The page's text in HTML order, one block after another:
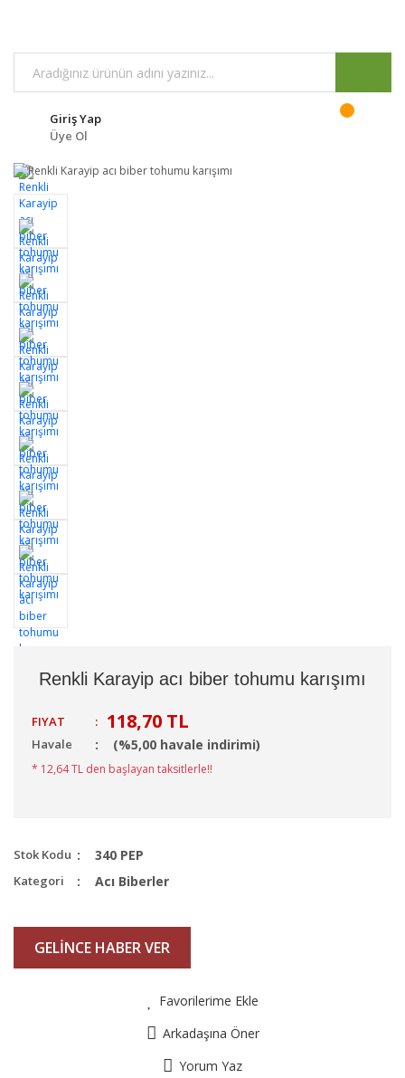
Giriş Yap
Üye Ol
Renkli Karayip acı biber tohumu karışımı
FIYAT : 118,70 TL
Havale (%5,00 havale indirimi)
* 12,64 TL den başlayan taksitlerle!!
Stok Kodu 340 PEP
Kategori Acı Biberler
GELİNCE HABER VER
Favorilerime Ekle
Arkadaşına Öner
Yorum Yaz